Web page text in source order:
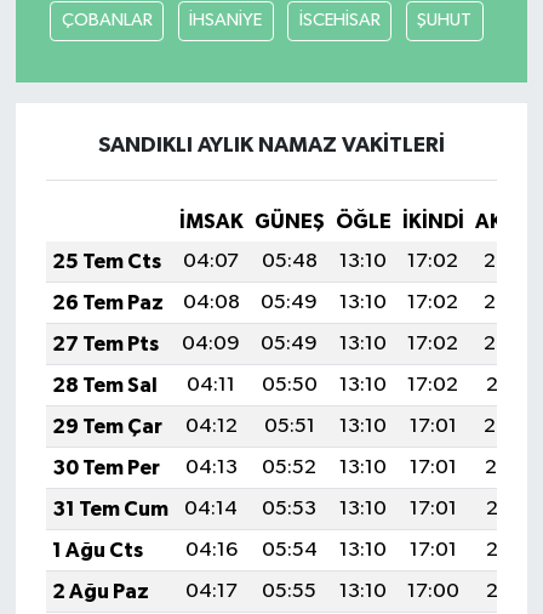
ÇOBANLAR İHSANİYE İSCEHİSAR ŞUHUT
SANDIKLI AYLIK NAMAZ VAKITLERI
İMSAK GÜNEŞ ÖĞLE İKINDI
25 Tem Cts
04:07 05:48 13:10 17:02
20:23
26 Tem Paz
04:08 05:49 13:10 17:02
20:22
27 Tem Pts
04:09 05:49 13:10 17:02
20:22
28 Tem Sal
04:11 05:50 13:10 17:02
20:21
29 Tem Çar
04:12 05:51 13:10 17:01
20:20
30 Tem Per
04:13 05:52 13:10 17:01
20:19
31 Tem Cum
04:14 05:53 13:10 17:01
20:18
1 Ağu Cts
04:16 05:54 13:10 17:01
20:17
2 Ağu Paz
04:17 05:55 13:10 17:00
20:16